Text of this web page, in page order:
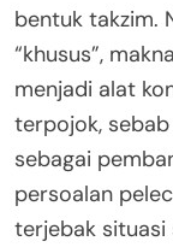
bentuk takzim.
“khusus”,
menjadi alat
terpojok,
sebagai
persoalan
terjebak situasi